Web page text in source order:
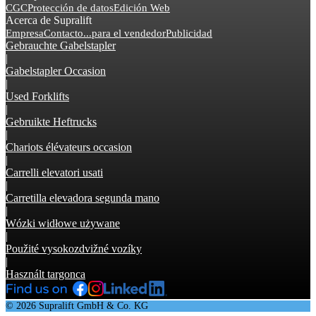
CGCProtección de datosEdición Web
Acerca de Supralift
EmpresaContacto...para el vendedorPublicidad
Gebrauchte Gabelstapler
|
Gabelstapler Occasion
|
Used Forklifts
|
Gebruikte Heftrucks
|
Chariots élévateurs occasion
|
Carrelli elevatori usati
|
Carretilla elevadora segunda mano
|
Wózki widłowe używane
|
Použité vysokozdvižné vozíky
|
Használt targonca
© 2026 Supralift GmbH & Co. KG